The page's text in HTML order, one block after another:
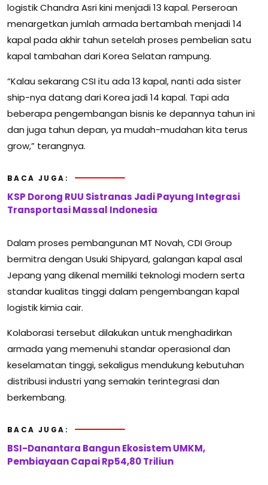
logistik Chandra Asri kini menjadi 13 kapal. Perseroan
menargetkan jumlah armada bertambah menjadi 14
kapal pada akhir tahun setelah proses pembelian satu
kapal tambahan dari Korea Selatan rampung.
“Kalau sekarang CSI itu ada 13 kapal, nanti ada sister
ship-nya datang dari Korea jadi 14 kapal. Tapi ada
beberapa pengembangan bisnis ke depannya tahun ini
dan juga tahun depan, ya mudah-mudahan kita terus
grow,” terangnya.
BACA JUGA:
KSP Dorong RUU Sistranas Jadi Payung Integrasi
Transportasi Massal Indonesia
Dalam proses pembangunan MT Novah, CDI Group
bermitra dengan Usuki Shipyard, galangan kapal asal
Jepang yang dikenal memiliki teknologi modern serta
standar kualitas tinggi dalam pengembangan kapal
logistik kimia cair.
Kolaborasi tersebut dilakukan untuk menghadirkan
armada yang memenuhi standar operasional dan
keselamatan tinggi, sekaligus mendukung kebutuhan
distribusi industri yang semakin terintegrasi dan
berkembang.
BACA JUGA:
BSI-Danantara Bangun Ekosistem UMKM,
Pembiayaan Capai Rp54,80 Triliun